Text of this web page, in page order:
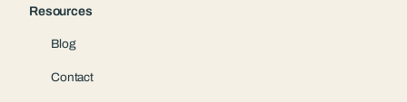
Resources
Blog
Contact